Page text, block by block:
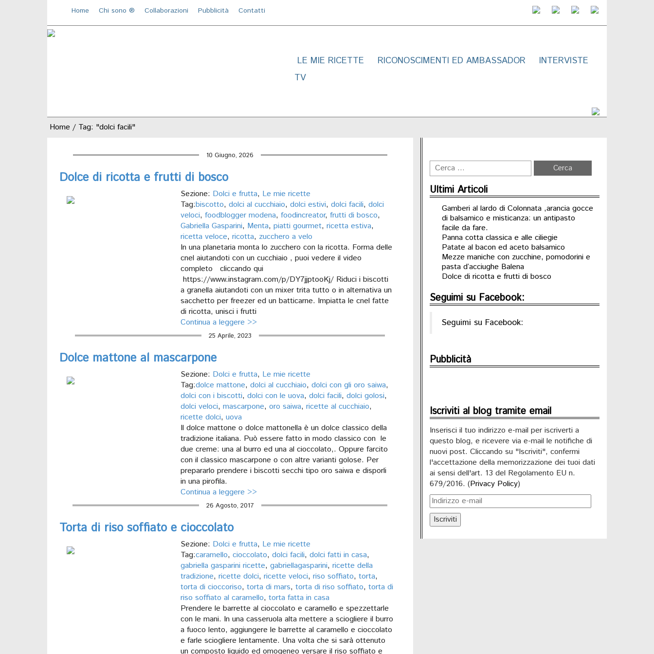
Home Chi sono ®️ Collaborazioni Pubblicità Contatti
LE MIE RICETTE RICONOSCIMENTI ED AMBASSADOR
INTERVISTE
TV
Home / Tag: "dolci facili"
10 Giugno, 2026
Dolce di ricotta e frutti di bosco
Sezione: Dolci e frutta, Le mie ricette
Tag:biscotto, dolci al cucchiaio, dolci estivi, dolci facili, dolci
veloci, foodblogger modena, foodincreator, frutti di bosco,
Gabriella Gasparini, Menta, piatti gourmet, ricetta estiva,
ricetta veloce, ricotta, zucchero a velo
In una planetaria monta lo zucchero con la ricotta. Forma delle
cnel aiutandoti con un cucchiaio , puoi vedere il video
completo cliccando qui
https://www.instagram.com/p/DY7jjptooKj/ Riduci i biscotti
a granella aiutandoti con un mixer trita tutto o in alternativa un
sacchetto per freezer ed un batticarne. Impiatta le cnel fatte
di ricotta, unisci i frutti
Continua a leggere >>
25 Aprile, 2023
Dolce mattone al mascarpone
Sezione: Dolci e frutta, Le mie ricette
Tag:dolce mattone, dolci al cucchiaio, dolci con gli oro saiwa,
dolci con i biscotti, dolci con le uova, dolci facili, dolci golosi,
dolci veloci, mascarpone, oro saiwa, ricette al cucchiaio,
ricette dolci, uova
Il dolce mattone o dolce mattonella è un dolce classico della
tradizione italiana. Può essere fatto in modo classico con le
due creme: una al burro ed una al cioccolato,. Oppure farcito
con il classico mascarpone o con altre varianti golose. Per
prepararlo prendere i biscotti secchi tipo oro saiwa e disporli
in una pirofila.
Continua a leggere >>
26 Agosto, 2017
Torta di riso soffiato e cioccolato
Sezione: Dolci e frutta, Le mie ricette
Tag:caramello, cioccolato, dolci facili, dolci fatti in casa,
gabriella gasparini ricette, gabriellagasparini, ricette della
tradizione, ricette dolci, ricette veloci, riso soffiato, torta,
torta di cioccoriso, torta di mars, torta di riso soffiato, torta di
riso soffiato al caramello, torta fatta in casa
Prendere le barrette al cioccolato e caramello e spezzettarle
con le mani. In una casseruola alta mettere a sciogliere il burro
a fuoco lento, aggiungere le barrette al caramello e cioccolato
e farle sciogliere lentamente. Una volta che si sarà ottenuto
un composto liquido ed omogeneo versare il riso soffiato e
Ultimi Articoli
Gamberi al lardo di Colonnata ,arancia gocce
di balsamico e misticanza: un antipasto
facile da fare.
Panna cotta classica e alle ciliegie
Patate al bacon ed aceto balsamico
Mezze maniche con zucchine, pomodorini e
pasta d’acciughe Balena
Dolce di ricotta e frutti di bosco
Seguimi su Facebook:
Seguimi su Facebook:
Pubblicità
Iscriviti al blog tramite email
Inserisci il tuo indirizzo e-mail per iscriverti a
questo blog, e ricevere via e-mail le notifiche di
nuovi post. Cliccando su "Iscriviti", confermi
l'accettazione della memorizzazione dei tuoi dati
ai sensi dell'art. 13 del Regolamento EU n.
679/2016. (Privacy Policy)
Iscriviti